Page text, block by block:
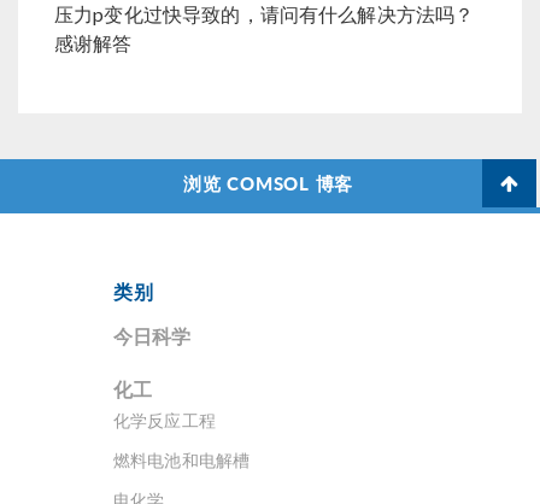
压力p变化过快导致的，请问有什么解决方法吗？
感谢解答
浏览 COMSOL 博客
类别
今日科学
化工
化学反应工程
燃料电池和电解槽
电化学